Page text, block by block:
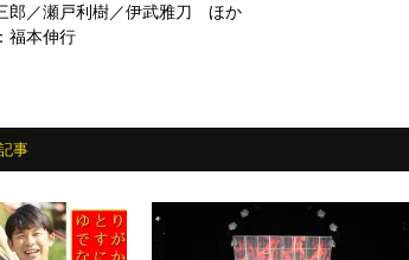
郎／瀬戸利樹／伊武雅刀 ほか
福本伸行
事